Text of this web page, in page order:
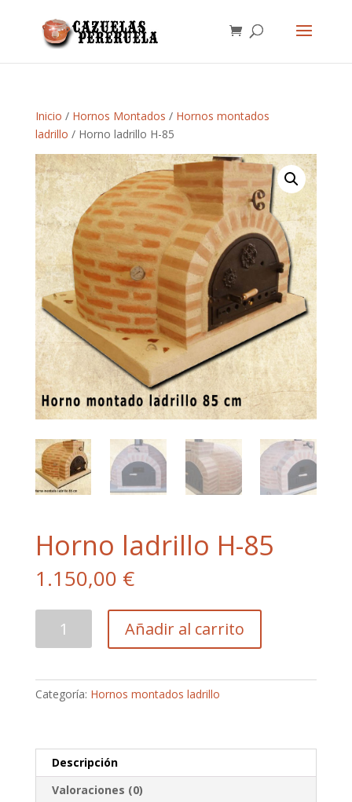
Inicio / Hornos Montados / Hornos montados
ladrillo / Horno ladrillo H-85
Horno ladrillo H-85
1.150,00 €
ladrillo
cantidad
Añadir al carrito
Categoría: Hornos montados ladrillo
Descripción
Valoraciones (0)